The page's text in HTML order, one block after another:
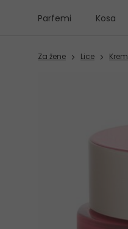
Parfemi Kosa
Za žene Lice